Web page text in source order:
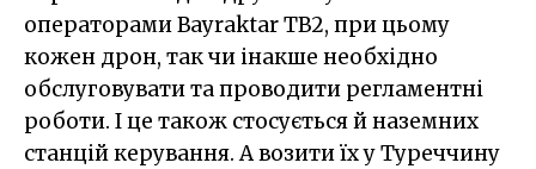
операторами Bayraktar TB2, при цьому
кожен дрон, так чи інакше необхідно
обслуговувати та проводити регламентні
роботи. І це також стосується й наземних
станцій керування. А возити їх у Туреччину